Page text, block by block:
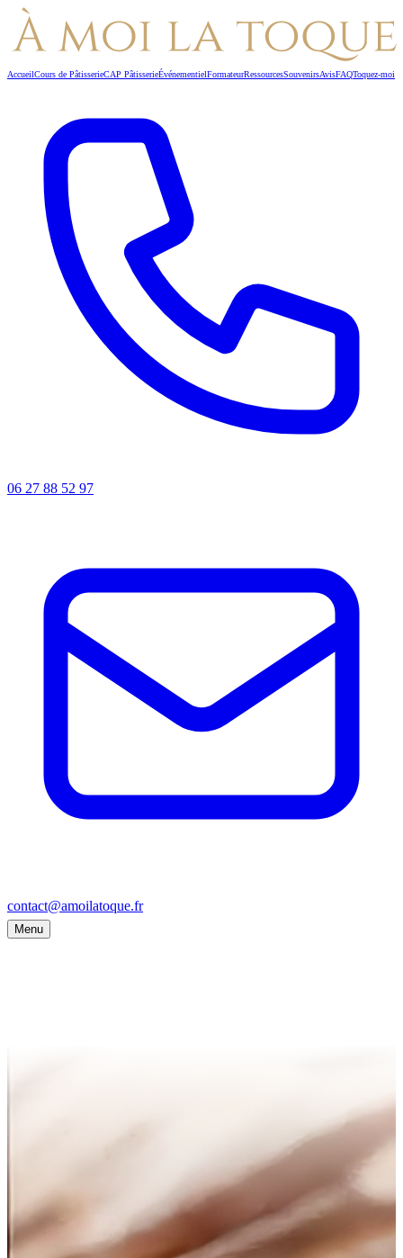
AccueilCours de PâtisserieCAP PâtisserieÉvénementielFormateurRessourcesSouvenirsAvisFAQToquez-moi
06 27 88 52 97
contact@amoilatoque.fr
Menu